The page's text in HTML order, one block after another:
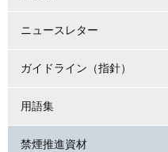
ニュースレター
ガイドライン（指針）
用語集
禁煙推進資材